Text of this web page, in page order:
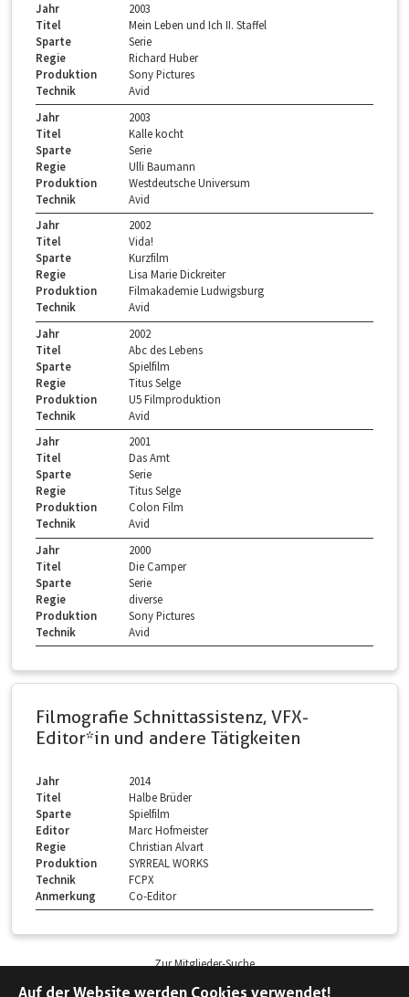
Auf der Website werden Cookies verwendet!
Jahr
2003
Titel
Mein Leben und Ich II. Staffel
Sparte
Serie
Regie
Richard Huber
Produktion
Sony Pictures
Technik
Avid
Jahr
2003
Titel
Kalle kocht
Sparte
Serie
Regie
Ulli Baumann
Produktion
Westdeutsche Universum
Technik
Avid
Jahr
2002
Titel
Vida!
Sparte
Kurzfilm
Regie
Lisa Marie Dickreiter
Produktion
Filmakademie Ludwigsburg
Technik
Avid
Jahr
2002
Titel
Abc des Lebens
Sparte
Spielfilm
Regie
Titus Selge
Produktion
U5 Filmproduktion
Technik
Avid
Jahr
2001
Titel
Das Amt
Sparte
Serie
Regie
Titus Selge
Produktion
Colon Film
Technik
Avid
Jahr
2000
Titel
Die Camper
Sparte
Serie
Regie
diverse
Produktion
Sony Pictures
Technik
Avid
Filmografie Schnittassistenz, VFX-
Editor*in und andere Tätigkeiten
Jahr
2014
Titel
Halbe Brüder
Sparte
Spielfilm
Editor
Marc Hofmeister
Regie
Christian Alvart
Produktion
SYRREAL WORKS
Technik
FCPX
Anmerkung
Co-Editor
Zur Mitglieder-Suche